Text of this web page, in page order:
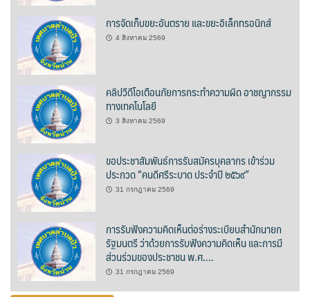
บ้านต้นคูณ
บ้านนาโฮมสเตย์
บ้านปัว ปลายนา
บ้านพักชมดอย
บ้านยลญภา
บ้านริมทุ่งรีสอร์ท
บ้านสวนศรีสุขโฮมสเตย์
บ้านฮิมนาปัว
บ้านไม้ปลายนา
การจัดเก็บขยะอันตราย และขยะอิเล็กทรอนิกส์
4 สิงหาคม 2569
คลิปวีดีโอเตือนภัยการกระทำความผิด อาชญากรรม
ทางเทคโนโลยี
3 สิงหาคม 2569
ขอประชาสัมพันธ์การรับสมัครบุคลากร เข้าร่วม
ประกวด “คนดีศรีระบาด ประจำปี ๒๕๖๙”
31 กรกฎาคม 2569
การรับฟังความคิดเห็นต่อร่างระเบียบสำนักนายก
รัฐมนตรี ว่าด้วยการรับฟังความคิดเห็น และการมี
ส่วนร่วมของประชาชน พ.ศ….
31 กรกฎาคม 2569